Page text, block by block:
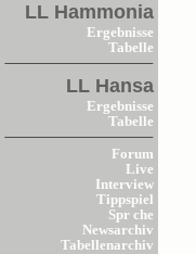
LL Hammonia
Ergebnisse
Tabelle
LL Hansa
Ergebnisse
Tabelle
Forum
Live
Interview
Tippspiel
Spr che
Newsarchiv
Tabellenarchiv